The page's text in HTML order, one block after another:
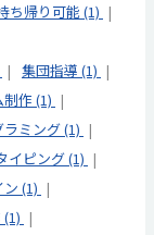
ち帰り可能 (1)
集団指導 (1)
作 (1)
ラミング (1)
イピング (1)
(1)